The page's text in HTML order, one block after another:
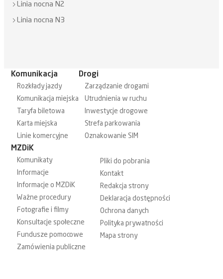
Linia nocna N2
Linia nocna N3
Komunikacja
Rozkłady jazdy
Komunikacja miejska
Taryfa biletowa
Karta miejska
Linie komercyjne
Drogi
Zarządzanie drogami
Utrudnienia w ruchu
Inwestycje drogowe
Strefa parkowania
Oznakowanie SIM
MZDiK
Komunikaty
Informacje
Informacje o MZDiK
Ważne procedury
Fotografie i filmy
Konsultacje społeczne
Fundusze pomocowe
Zamówienia publiczne
Pliki do pobrania
Kontakt
Redakcja strony
Deklaracja dostępności
Ochrona danych
Polityka prywatności
Mapa strony